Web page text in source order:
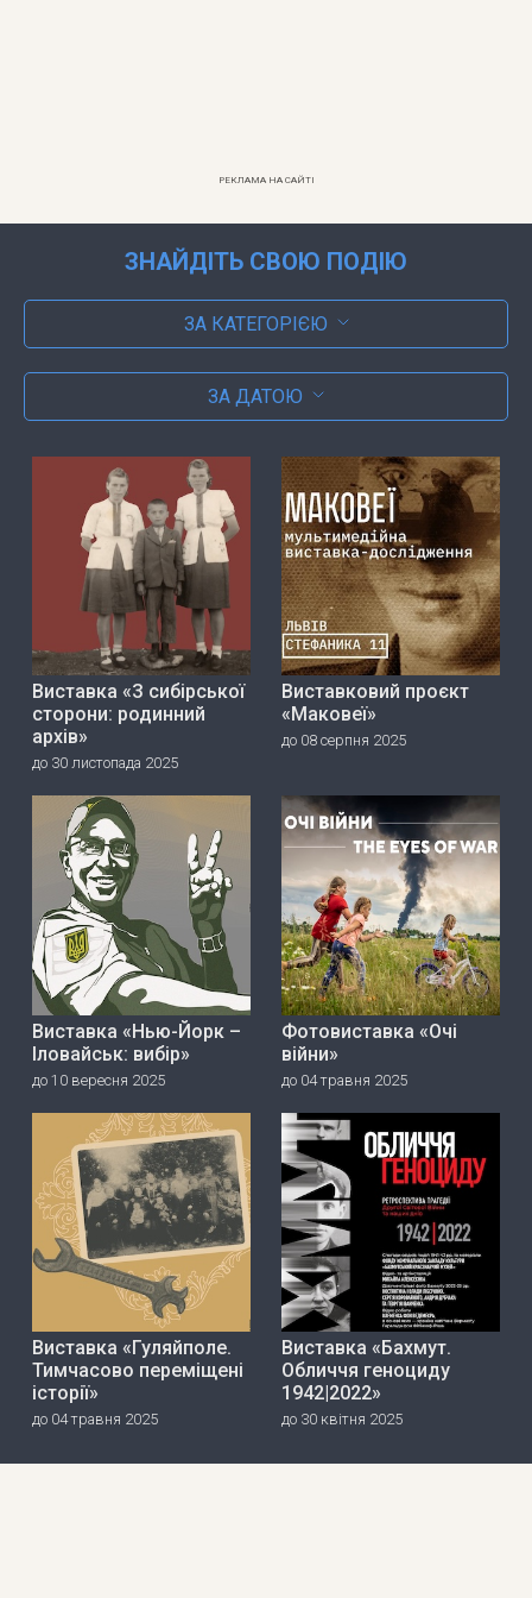
РЕКЛАМА НА САЙТІ
ЗНАЙДІТЬ СВОЮ ПОДІЮ
ЗА КАТЕГОРІЄЮ
ЗА ДАТОЮ
Виставка «З сибірської
сторони: родинний
архів»
до 30 листопада 2025
Виставковий проєкт
«Маковеї»
до 08 серпня 2025
Виставка «Нью-Йорк –
Іловайськ: вибір»
до 10 вересня 2025
Фотовиставка «Очі
війни»
до 04 травня 2025
Виставка «Гуляйполе.
Тимчасово переміщені
історії»
до 04 травня 2025
Виставка «Бахмут.
Обличчя геноциду
1942|2022»
до 30 квітня 2025